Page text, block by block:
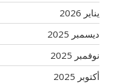
يناير 2026
ديسمبر 2025
نوفمبر 2025
أكتوبر 2025